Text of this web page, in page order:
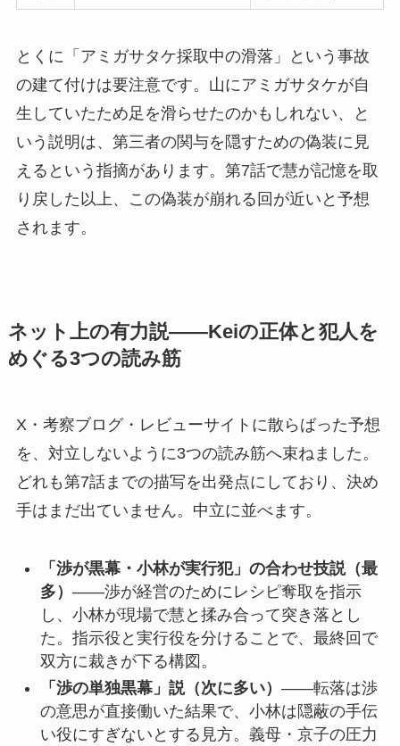
とくに「アミガサタケ採取中の滑落」という事故
の建て付けは要注意です。山にアミガサタケが自
生していたため足を滑らせたのかもしれない、と
いう説明は、第三者の関与を隠すための偽装に見
えるという指摘があります。第7話で慧が記憶を取
り戻した以上、この偽装が崩れる回が近いと予想
されます。
ネット上の有力説——Keiの正体と犯人を
めぐる3つの読み筋
X・考察ブログ・レビューサイトに散らばった予想
を、対立しないように3つの読み筋へ束ねました。
どれも第7話までの描写を出発点にしており、決め
手はまだ出ていません。中立に並べます。
「渉が黒幕・小林が実行犯」の合わせ技説（最
多） ——渉が経営のためにレシピ奪取を指示
し、小林が現場で慧と揉み合って突き落とし
た。指示役と実行役を分けることで、最終回で
双方に裁きが下る構図。
「渉の単独黒幕」説（次に多い） ——転落は渉
の意思が直接働いた結果で、小林は隠蔽の手伝
い役にすぎないとする見方。義母・京子の圧力